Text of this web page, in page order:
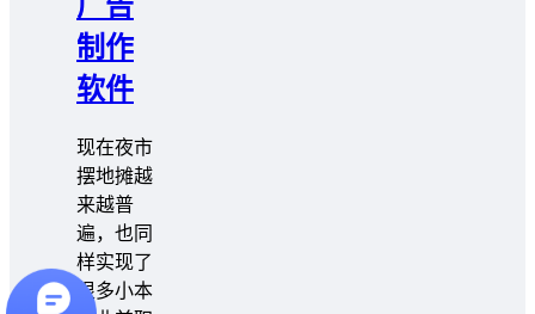
制作
软件
现在夜市
摆地摊越
来越普
遍，也同
样实现了
很多小本